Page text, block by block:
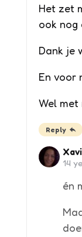
Het zet
ook nog
Dank je
En voor
Wel
Reply
14
én